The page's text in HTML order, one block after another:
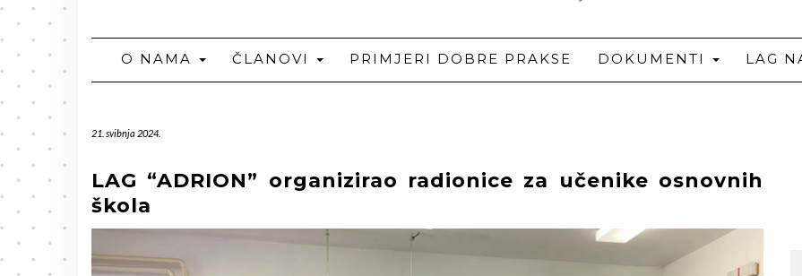
O NAMA ČLANOVI PRIMJERI DOBRE PRAKSE DOKUMENTI LAG
21. svibnja 2024.
LAG “ADRION” organizirao radionice za učenike osnovnih
škola